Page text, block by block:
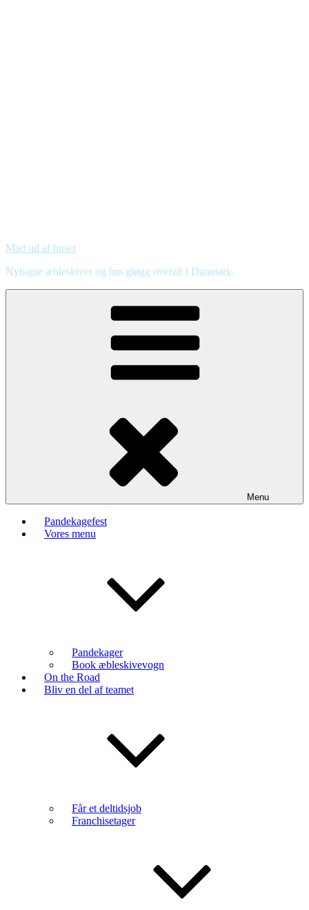
Mad ud af huset
Nybagte æbleskiver og lun gløgg overalt i Danmark.
Menu
Pandekagefest
Vores menu
Pandekager
Book æbleskivevogn
On the Road
Bliv en del af teamet
Får et deltidsjob
Franchisetager